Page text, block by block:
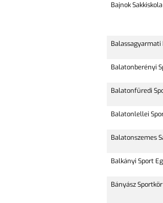
Bajnok
Balatonberényi
Balatonfüredi
Balatonlellei
Balatonszemes
Balkányi Sport
Bányász